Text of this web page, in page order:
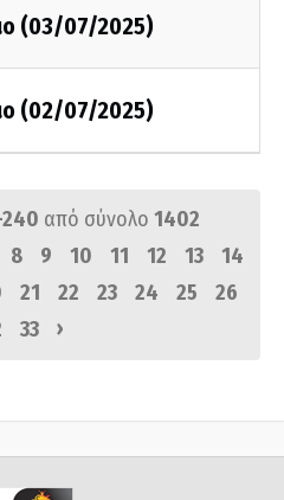
(03/07/2025)
(02/07/2025)
από σύνολο 1402
8 9 10 11 12 13
14
21 22 23 24 25
26
33 ›